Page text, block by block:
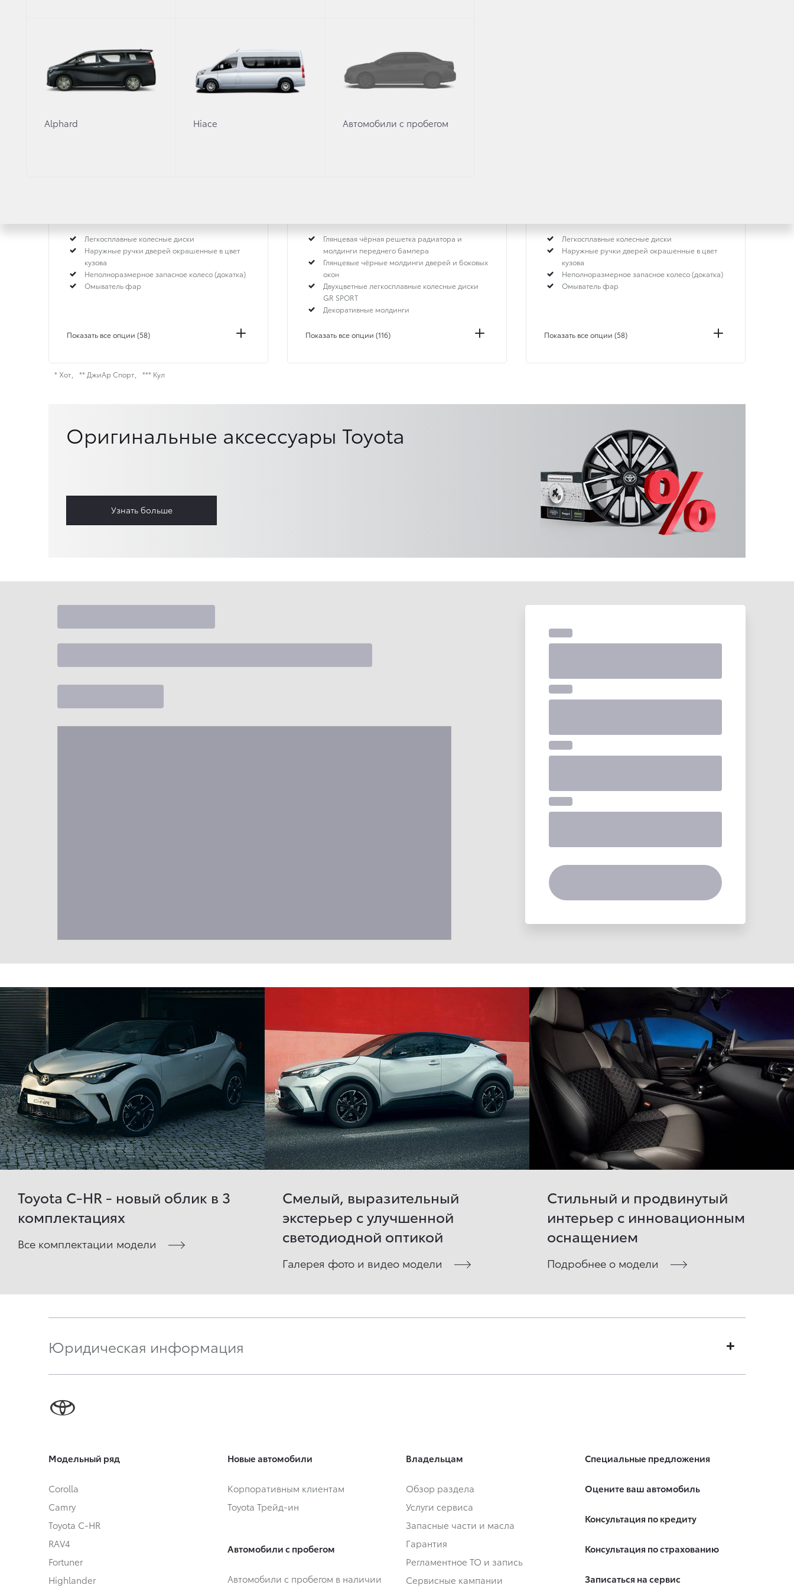
Alphard Hiace Автомобили с пробегом
Крутой/Hot (Хот)
Легкосплавные колесные диски
Наружные ручки дверей окрашенные в цвет
кузова
Неполноразмерное запасное колесо (докатка)
Омыватель фар
Показать все опции (58)
Toyota Gazoo Racing**
Глянцевая чёрная решетка радиатора и
молдинги переднего бампера
Глянцевые чёрные молдинги дверей и боковых
окон
Двухцветные легкосплавные колесные диски
GR SPORT
Декоративные молдинги
Показать все опции (116)
Легкосплавные колесные диски
Наружные ручки дверей окрашенные в цвет
кузова
Неполноразмерное запасное колесо (докатка)
Омыватель фар
Показать все опции (58)
* Хот ** ДжиАр Спорт *** Кул
Оригинальные аксессуары Toyota
Узнать больше
Toyota C-HR - новый облик в 3
комплектациях
Все комплектации модели
Смелый, выразительный
экстерьер с улучшенной
светодиодной оптикой
Галерея фото и видео модели
Стильный и продвинутый
интерьер с инновационным
оснащением
Подробнее о модели
Юридическая информация
Модельный ряд
Corolla
Camry
Toyota C-HR
RAV4
Fortuner
Highlander
Новые автомобили
Корпоративным клиентам
Toyota Трейд-ин
Автомобили с пробегом
Автомобили с пробегом в наличии
Владельцам
Обзор раздела
Услуги сервиса
Запасные части и масла
Гарантия
Регламентное ТО и запись
Сервисные кампании
Специальные предложения
Оцените ваш автомобиль
Консультация по кредиту
Консультация по страхованию
Записаться на сервис